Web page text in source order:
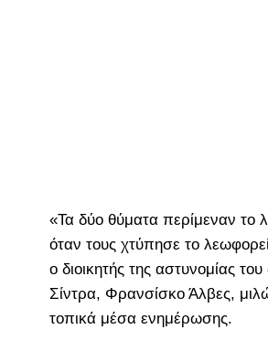
«Τα δύο θύματα περίμεναν το
όταν τους χτύπησε το
ο διοικητής της αστυνομίας
Σίντρα, Φρανσίσκο Άλβες,
τοπικά μέσα ενημέρωσης.